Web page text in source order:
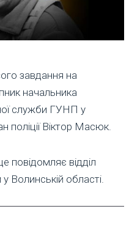
завдання на
начальника
служби ГУНП у
поліції Віктор Масюк.
повідомляє відділ
Волинській області.